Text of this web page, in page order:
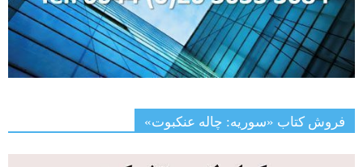
فروش کتاب «سوریه: چاله عنکبوت»